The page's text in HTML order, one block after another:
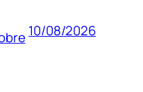
10/08/2026